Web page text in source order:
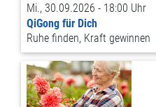
Mi., 30.09.2026 - 18:00 Uhr
QiGong für Dich
Ruhe finden, Kraft gewinnen